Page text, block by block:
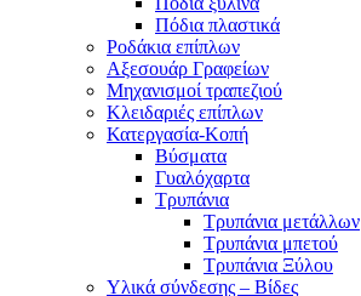
Πόδια πλαστικά
Ροδάκια επίπλων
Αξεσουάρ Γραφείων
Μηχανισμοί τραπεζιού
Κλειδαριές επίπλων
Κατεργασία-Κοπή
Βύσματα
Γυαλόχαρτα
Τρυπάνια
Τρυπάνια μετάλλων
Τρυπάνια μπετού
Τρυπάνια Ξύλου
Υλικά σύνδεσης – Βίδες